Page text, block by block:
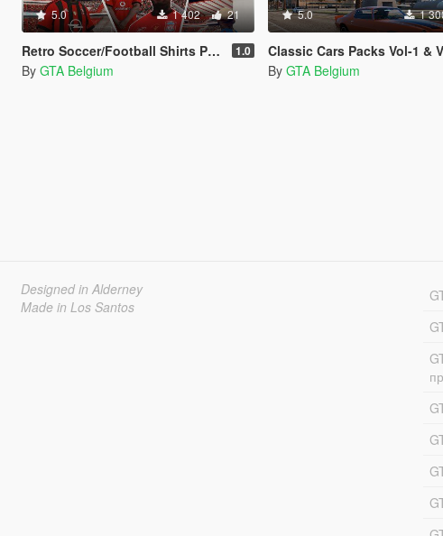
5.0 1 402 21
Retro Soccer/Football Shirts Pack - Franklin 1.0
By GTA Belgium
5.0 1
Classic Cars Packs Vol-1 & Vol-2 - Image
By GTA Belgium
Designed in Alderney
Made in Los Santos